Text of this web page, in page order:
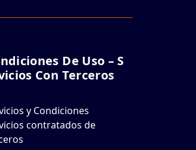
De Uso – S
Con Terceros
y Condiciones
contratados de